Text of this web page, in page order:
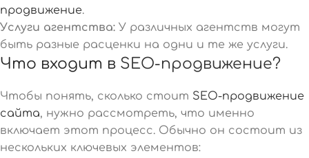
продвижение.
Услуги агентства: У различных агентств могут
быть разные расценки на одни и те же услуги.
Что входит в SEO-продвижение?
Чтобы понять, сколько стоит SEO-продвижение
сайта, нужно рассмотреть, что именно
включает этот процесс. Обычно он состоит из
нескольких ключевых элементов: